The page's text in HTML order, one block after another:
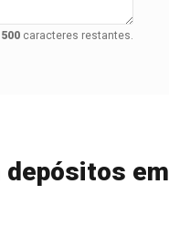
500 caracteres restantes.
depósitos em